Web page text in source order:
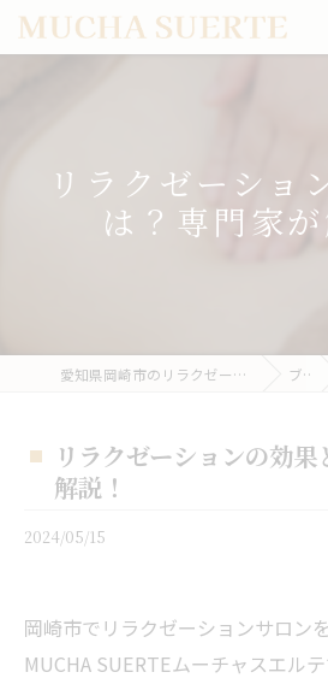
リラクゼーショ
は？専門家が
愛知県岡崎市のリラクゼーションならMUCHA SUERTE ブログ
リラクゼーションの効
解説！
2024/05/15
岡崎市でリラクゼーションサロン
MUCHA SUERTEムーチャスエルテ